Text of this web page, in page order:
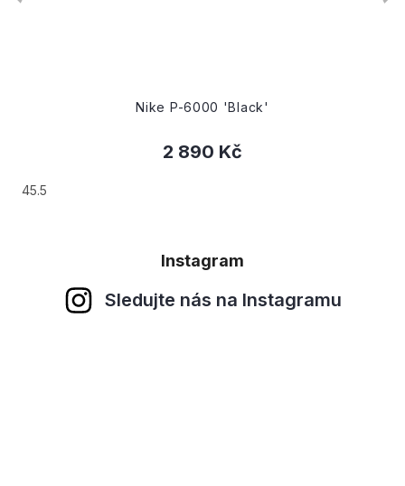
Nike Air Max DN 'Cool Grey Camo'
2 790 Kč
Instagram
Sledujte nás na Instagramu